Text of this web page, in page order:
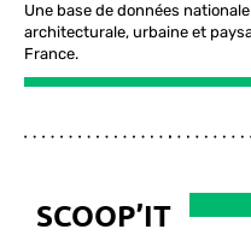
Une base de données
architecturale, urbaine et
France.
SCOOP’IT